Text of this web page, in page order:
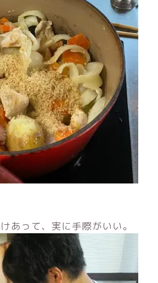
あって、実に手際がいい。